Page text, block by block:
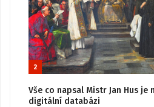
2
Vše co napsal Mistr Jan Hus je
digitální databázi